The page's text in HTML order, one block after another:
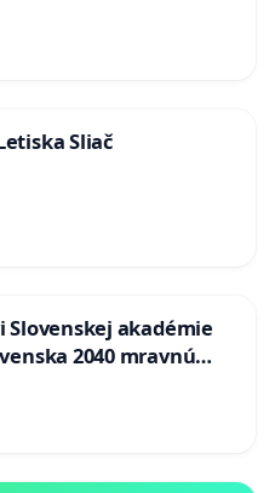
Sliač
akadémie
2040 mravnú